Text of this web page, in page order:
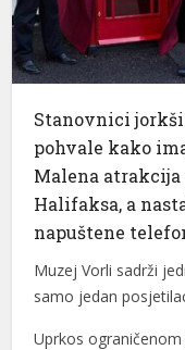
Stanovnici
pohvale kako
Malena
Halifaksa, a
napuštene
Muzej Vorli sadrži
samo jedan
Uprkos